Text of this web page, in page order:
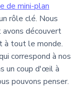
de mini-plan
rôle clé. Nous
découvert
à tout le monde.
correspond à nos
un coup d'œil à
pouvons penser.